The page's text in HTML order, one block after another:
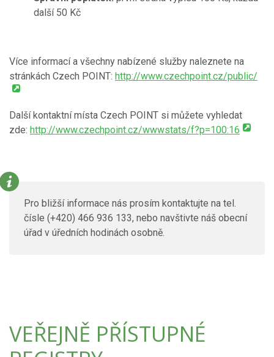
další 50 Kč
Více informací a všechny nabízené služby naleznete na
stránkách Czech POINT: http://www.czechpoint.cz/public/
Další kontaktní místa Czech POINT si můžete vyhledat
zde: http://www.czechpoint.cz/wwwstats/f?p=100:16
Pro bližší informace nás prosím kontaktujte na tel.
čísle (+420) 466 936 133, nebo navštivte náš obecní
úřad v úředních hodinách osobně.
VEŘEJNĚ PŘÍSTUPNÉ